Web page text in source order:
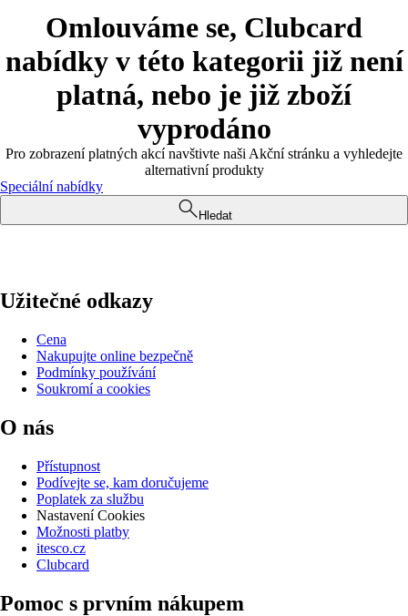
Omlouváme se, Clubcard
nabídky v této kategorii již není
platná, nebo je již zboží
vyprodáno
Pro zobrazení platných akcí navštivte naši Akční stránku a vyhledejte
alternativní produkty
Speciální nabídky
Hledat
Užitečné odkazy
Cena
Nakupujte online bezpečně
Podmínky používání
Soukromí a cookies
O nás
Přístupnost
Podívejte se, kam doručujeme
Poplatek za službu
Nastavení Cookies
Možnosti platby
itesco.cz
Clubcard
Pomoc s prvním nákupem